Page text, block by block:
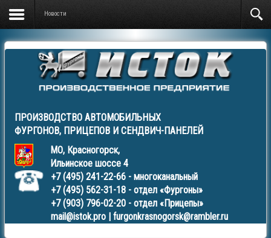
Новости
ПРОИЗВОДСТВО АВТОМОБИЛЬНЫХ
ФУРГОНОВ, ПРИЦЕПОВ И СЕНДВИЧ-ПАНЕЛЕЙ
МО, Красногорск,
Ильинское шоссе 4
+7 (495) 241-22-66 - многоканальный
+7 (495) 562-31-18 - отдел «Фургоны»
+7 (903) 796-02-20 - отдел «Прицепы»
mail@istok.pro
furgonkrasnogorsk@rambler.ru